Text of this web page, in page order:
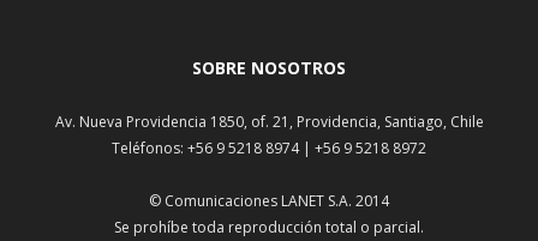
SOBRE NOSOTROS
Av. Nueva Providencia 1850, of. 21, Providencia, Santiago, Chile
Teléfonos: +56 9 5218 8974 | +56 9 5218 8972
© Comunicaciones LANET S.A. 2014
Se prohíbe toda reproducción total o parcial.